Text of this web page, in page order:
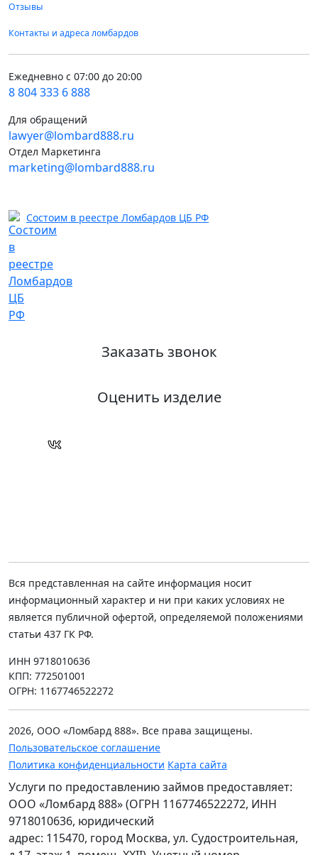
Отзывы
Контакты и адреса ломбардов
Ежедневно с 07:00 до 20:00
8 804 333 6 888
Для обращений
lawyer@lombard888.ru
Отдел Маркетинга
marketing@lombard888.ru
Состоим в реестре Ломбардов ЦБ РФ
Заказать звонок
Оценить изделие
Вся представленная на сайте информация носит
информационный характер и ни при каких условиях не
является публичной офертой, определяемой положениями
статьи 437 ГК РФ.
ИНН 9718010636
КПП: 772501001
ОГРН: 1167746522272
2026, ООО «Ломбард 888». Все права защищены.
Пользовательское соглашение
Политика конфиденциальности Карта сайта
Услуги по предоставлению займов предоставляет:
ООО «Ломбард 888» (ОГРН 1167746522272, ИНН
9718010636, юридический
адрес: 115470, город Москва, ул. Судостроительная,